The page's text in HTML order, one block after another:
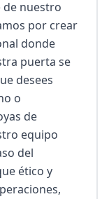
de nuestro
por crear
donde
puerta se
desees
o
de
equipo
del
ético y